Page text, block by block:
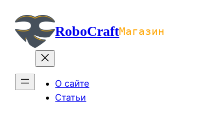
содержимомуRoboCraftМагазин
О сайте
Статьи